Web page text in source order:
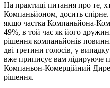
На практиці питання про те,
Компаньйоном, досить
якщо частка Компаньйона-
49%, в той час як його
рішення компаньйонів
дві третини голосів, у
вже приписує вам лідируюче
Компаньон-Комерційний
рішення.